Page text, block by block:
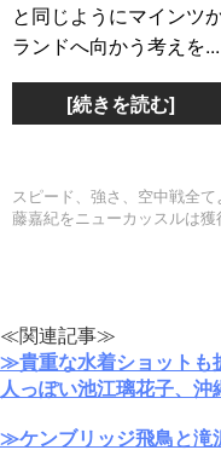
デザイン
動画
ハウツー
と同じようにマインツ
ランドへ向かう考えを...
[続きを読む]
スピード、強さ、空中戦全
藤嘉紀をニューカッスルは獲
≪関連記事≫
≫貴重な水着ショットも
人っぽい池江璃花子、
≫ケンブリッジ飛鳥と滝